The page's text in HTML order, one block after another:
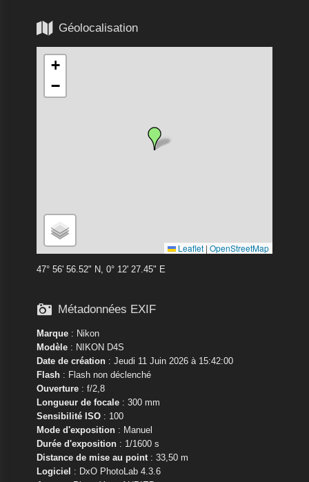
 Géolocalisation
+
−
Leaflet | OpenStreetMap
47° 56' 56.52" N, 0° 12' 27.45" E
 Métadonnées EXIF
Marque: Nikon
Modèle: NIKON D4S
Date de création: Jeudi 11 Juin 2026 à 15:42:00
Flash: Flash non déclenché
Ouverture: f/2,8
Longueur de focale: 300 mm
Sensibilité ISO: 100
Mode d'exposition: Manuel
Durée d'exposition: 1/1600 s
Distance de mise au point: 33,50 m
Logiciel : DxO PhotoLab 4.3.6